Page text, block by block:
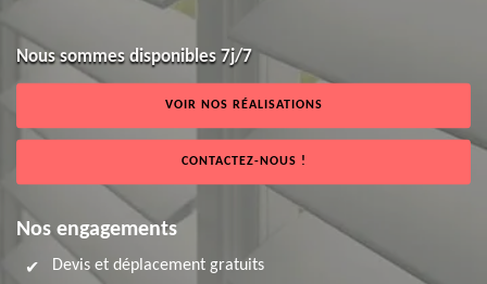
Nous sommes disponibles 7j/7
VOIR NOS RÉALISATIONS
CONTACTEZ-NOUS !
Nos engagements
Devis et déplacement gratuits